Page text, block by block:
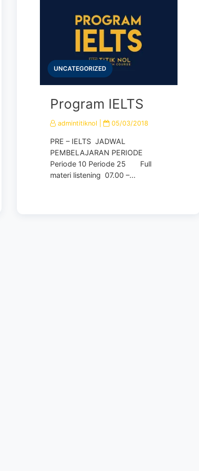
UNCATEGORIZED
Program IELTS
admintitiknol | 05/03/2018
PRE – IELTS JADWAL
PEMBELAJARAN PERIODE
Periode 10 Periode 25 Full
materi listening 07.00 –...